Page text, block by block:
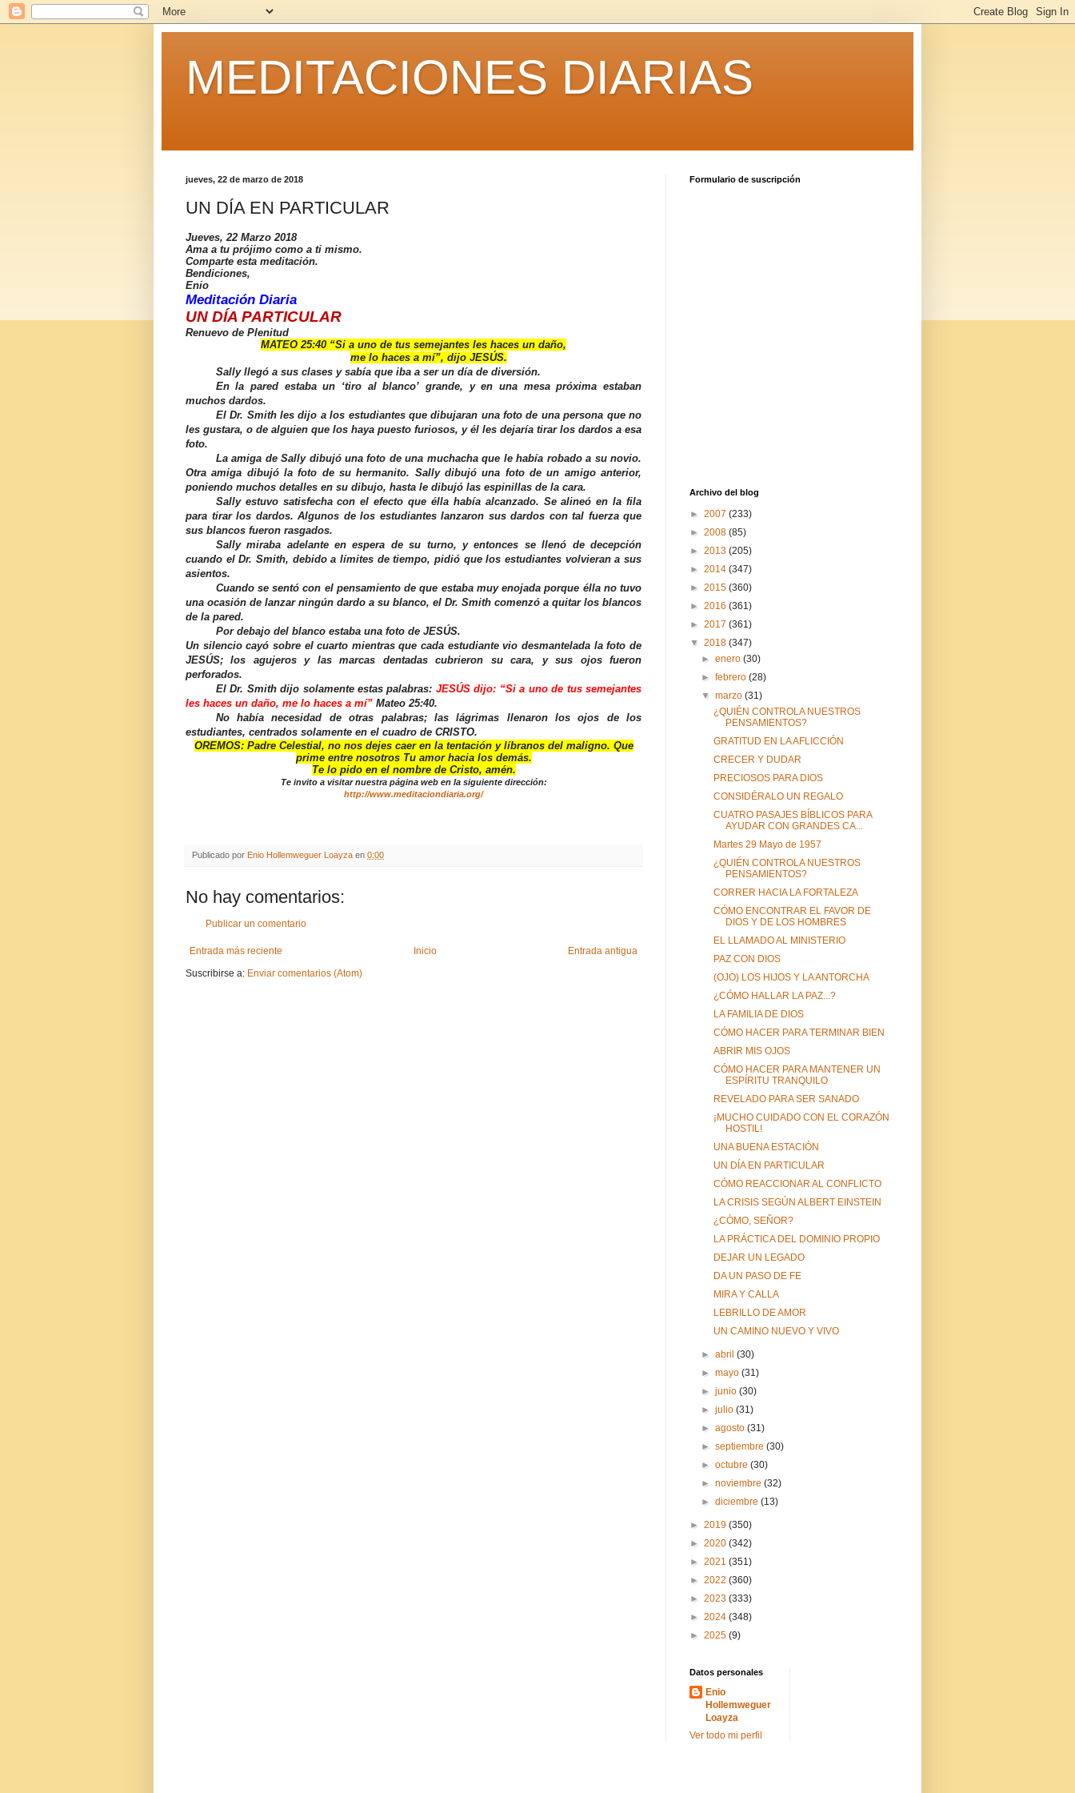
MEDITACIONES DIARIAS
jueves, 22 de marzo de 2018
UN DÍA EN PARTICULAR
Jueves, 22 Marzo 2018
Ama a tu prójimo como a ti mismo.
Comparte esta meditación.
Bendiciones,
Enio
Meditación Diaria
UN DÍA PARTICULAR
Renuevo de Plenitud
MATEO 25:40 “Si a uno de tus semejantes les haces un daño,
me lo haces a mí”, dijo JESÚS.
Sally llegó a sus clases y sabía que iba a ser un día de diversión.
En la pared estaba un ‘tiro al blanco’ grande, y en una mesa próxima estaban
muchos dardos.
El Dr. Smith les dijo a los estudiantes que dibujaran una foto de una persona que no
les gustara, o de alguien que los haya puesto furiosos, y él les dejaría tirar los dardos a esa
foto.
La amiga de Sally dibujó una foto de una muchacha que le había robado a su novio.
Otra amiga dibujó la foto de su hermanito. Sally dibujó una foto de un amigo anterior,
poniendo muchos detalles en su dibujo, hasta le dibujó las espinillas de la cara.
Sally estuvo satisfecha con el efecto que élla había alcanzado. Se alineó en la fila
para tirar los dardos. Algunos de los estudiantes lanzaron sus dardos con tal fuerza que
sus blancos fueron rasgados.
Sally miraba adelante en espera de su turno, y entonces se llenó de decepción
cuando el Dr. Smith, debido a límites de tiempo, pidió que los estudiantes volvieran a sus
asientos.
Cuando se sentó con el pensamiento de que estaba muy enojada porque élla no tuvo
una ocasión de lanzar ningún dardo a su blanco, el Dr. Smith comenzó a quitar los blancos
de la pared.
Por debajo del blanco estaba una foto de JESÚS.
Un silencio cayó sobre el cuarto mientras que cada estudiante vio desmantelada la foto de
JESÚS; los agujeros y las marcas dentadas cubrieron su cara, y sus ojos fueron
perforados.
El Dr. Smith dijo solamente estas palabras: JESÚS dijo: “Si a uno de tus semejantes
les haces un daño, me lo haces a mí” Mateo 25:40.
No había necesidad de otras palabras; las lágrimas llenaron los ojos de los
estudiantes, centrados solamente en el cuadro de CRISTO.
OREMOS: Padre Celestial, no nos dejes caer en la tentación y líbranos del maligno. Que
prime entre nosotros Tu amor hacia los demás.
Te lo pido en el nombre de Cristo, amén.
Te invito a visitar nuestra página web en la siguiente dirección:
http://www.meditaciondiaria.org/
Publicado por Enio Hollemweguer Loayza en 0:00
No hay comentarios:
Publicar un comentario
Entrada más reciente Entrada antigua
Inicio
Suscribirse a: Enviar comentarios (Atom)
Formulario de suscripción
Archivo del blog
► 2007 (233)
► 2008 (85)
► 2013 (205)
► 2014 (347)
► 2015 (360)
► 2016 (361)
► 2017 (361)
▼ 2018 (347)
►enero(30)
►febrero(28)
▼marzo(31)
¿QUIÉN CONTROLA NUESTROS
PENSAMIENTOS?
GRATITUD EN LA AFLICCIÓN
CRECER Y DUDAR
PRECIOSOS PARA DIOS
CONSIDÉRALO UN REGALO
CUATRO PASAJES BÍBLICOS PARA
AYUDAR CON GRANDES CA...
Martes 29 Mayo de 1957
¿QUIÉN CONTROLA NUESTROS
PENSAMIENTOS?
CORRER HACIA LA FORTALEZA
CÓMO ENCONTRAR EL FAVOR DE
DIOS Y DE LOS HOMBRES
EL LLAMADO AL MINISTERIO
PAZ CON DIOS
(OJO) LOS HIJOS Y LA ANTORCHA
¿CÓMO HALLAR LA PAZ...?
LA FAMILIA DE DIOS
CÓMO HACER PARA TERMINAR BIEN
ABRIR MIS OJOS
CÓMO HACER PARA MANTENER UN
ESPÍRITU TRANQUILO
REVELADO PARA SER SANADO
¡MUCHO CUIDADO CON EL CORAZÓN
HOSTIL!
UNA BUENA ESTACIÓN
UN DÍA EN PARTICULAR
CÓMO REACCIONAR AL CONFLICTO
LA CRISIS SEGÚN ALBERT EINSTEIN
¿CÓMO, SEÑOR?
LA PRÁCTICA DEL DOMINIO PROPIO
DEJAR UN LEGADO
DA UN PASO DE FE
MIRA Y CALLA
LEBRILLO DE AMOR
UN CAMINO NUEVO Y VIVO
►abril(30)
►mayo(31)
►junio(30)
►julio(31)
►agosto(31)
►septiembre(30)
►octubre(30)
►noviembre(32)
►diciembre(13)
► 2019 (350)
► 2020 (342)
► 2021 (351)
► 2022 (360)
► 2023 (333)
► 2024 (348)
► 2025 (9)
Datos personales
Enio
Hollemweguer
Loayza
Ver todo mi perfil